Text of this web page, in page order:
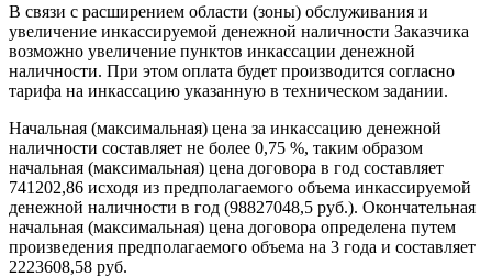
В связи с расширением области (зоны) обслуживания и
увеличение инкассируемой денежной наличности Заказчика
возможно увеличение пунктов инкассации денежной
наличности. При этом оплата будет производится согласно
тарифа на инкассацию указанную в техническом задании.
Начальная (максимальная) цена за инкассацию денежной
наличности составляет не более 0,75 %, таким образом
начальная (максимальная) цена договора в год составляет
741202,86 исходя из предполагаемого объема инкассируемой
денежной наличности в год (98827048,5 руб.). Окончательная
начальная (максимальная) цена договора определена путем
произведения предполагаемого объема на 3 года и составляет
2223608,58 руб.